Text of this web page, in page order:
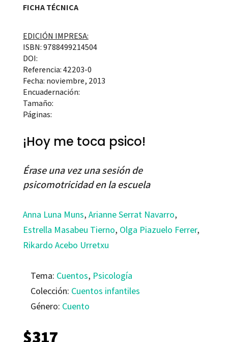
FICHA TÉCNICA
EDICIÓN IMPRESA:
ISBN: 9788499214504
DOI:
Referencia: 42203-0
Fecha: noviembre, 2013
Encuadernación:
Tamaño:
Páginas:
¡Hoy me toca psico!
Érase una vez una sesión de
psicomotricidad en la escuela
Anna Luna Muns, Arianne Serrat Navarro,
Estrella Masabeu Tierno, Olga Piazuelo Ferrer,
Rikardo Acebo Urretxu
Tema: Cuentos, Psicología
Colección: Cuentos infantiles
Género: Cuento
$317